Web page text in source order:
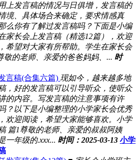
上发言稿的情况与日俱增，发言稿的
境、具体场合来确定，要求情感真
么你有了解过发言稿吗？下面是小编
家长会上发言稿（精选12篇），欢迎
希望对大家有所帮助。学生在家长会
敬的老师、亲爱的爸爸妈妈、... 时
言稿(合集六篇) 现如今，越来越多地
，好的发言稿可以引导听众，使听众
的内容。写发言稿的注意事项有许
？以下是小编整理的小学家长会优秀
欢迎阅读，希望大家能够喜欢。小学
篇1尊敬的老师、亲爱的叔叔阿姨
一年级的.xxx... 时间：2025-03-13 小学